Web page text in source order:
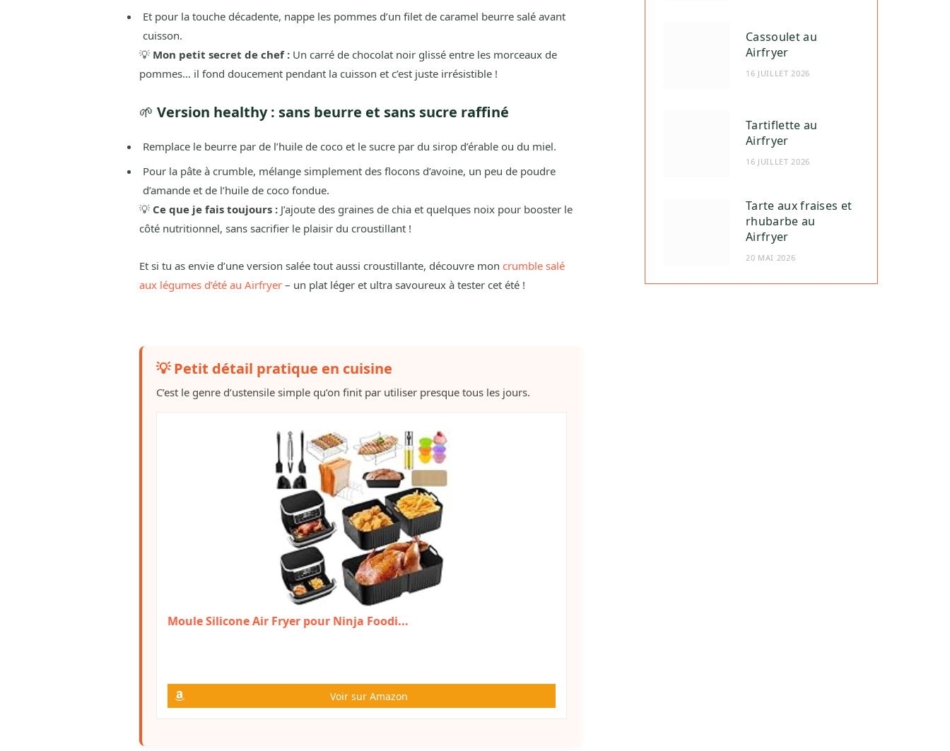
Et pour la touche décadente, nappe les pommes d’un filet de caramel beurre salé avant
cuisson.
💡 Mon petit secret de chef :Un carré de chocolat noir glissé entre les morceaux de
pommes… il fond doucement pendant la cuisson et c’est juste irrésistible !
🌱 Version healthy : sans beurre et sans sucre raffiné
Remplace le beurre par de l’huile de coco et le sucre par du sirop d’érable ou du miel.
Pour la pâte à crumble, mélange simplement des flocons d’avoine, un peu de poudre
d’amande et de l’huile de coco fondue.
💡 Ce que je fais toujours :J’ajoute des graines de chia et quelques noix pour booster le
côté nutritionnel, sans sacrifier le plaisir du croustillant !
Et si tu as envie d’une version salée tout aussi croustillante, découvre mon crumble salé
aux légumes d’été au Airfryer – un plat léger et ultra savoureux à tester cet été !
💡 Petit détail pratique en cuisine
C’est le genre d’ustensile simple qu’on finit par utiliser presque tous les jours.
Moule Silicone Air Fryer pour Ninja Foodi...
Voir sur Amazon
Cassoulet au
Airfryer
16 JUILLET 2026
Tartiflette au
Airfryer
16 JUILLET 2026
Tarte aux fraises et
rhubarbe au
Airfryer
20 MAI 2026